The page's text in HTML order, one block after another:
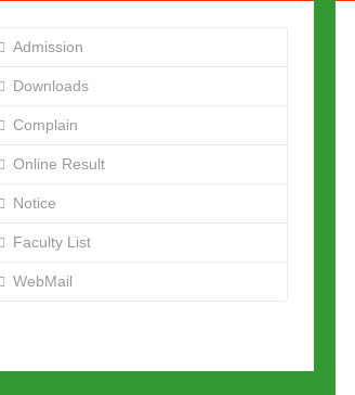
Admission
Downloads
Complain
Online Result
Notice
Faculty List
WebMail